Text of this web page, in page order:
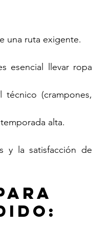
una ruta exigente.
esencial llevar ropa
(crampones,
alta.
y la satisfacción de